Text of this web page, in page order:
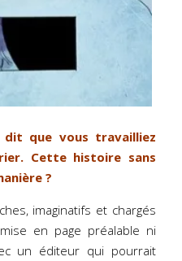
dit que vous travailliez
Cette histoire sans
?
imaginatifs et chargés
en page préalable ni
un éditeur qui pourrait